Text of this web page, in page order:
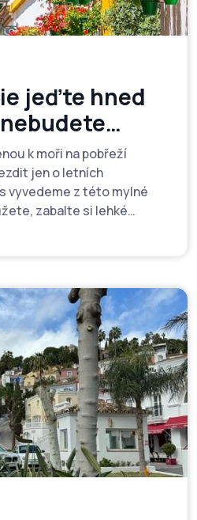
jeďte hned
k moři na pobřeží
jen o letních
vyvedeme z této mylné
zabalte si lehké
březen nezačal.